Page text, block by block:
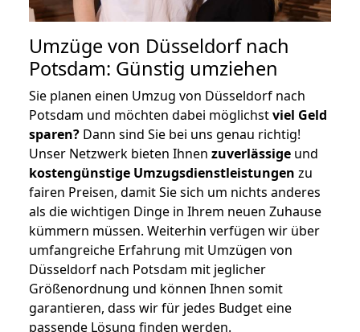
Umzüge von Düsseldorf nach
Potsdam: Günstig umziehen
Sie planen einen Umzug von Düsseldorf nach
Potsdam und möchten dabei möglichstviel Geld
sparen? Dann sind Sie bei uns genau richtig!
Unser Netzwerk bieten Ihnen zuverlässige und
kostengünstige Umzugsdienstleistungen zu
fairen Preisen, damit Sie sich um nichts anderes
als die wichtigen Dinge in Ihrem neuen Zuhause
kümmern müssen. Weiterhin verfügen wir über
umfangreiche Erfahrung mit Umzügen von
Düsseldorf nach Potsdam mit jeglicher
Größenordnung und können Ihnen somit
garantieren, dass wir für jedes Budget eine
passende Lösung finden werden.